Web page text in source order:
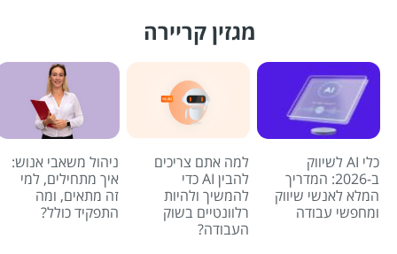
מגזין קריירה
כלי AI לשיווק
ב-2026: המדריך
המלא לאנשי שיווק
ומחפשי עבודה
למה אתם צריכים
להבין AI כדי
להמשיך ולהיות
רלוונטיים בשוק
העבודה?
ניהול משאבי אנוש:
איך מתחילים, למי
זה מתאים, ומה
התפקיד כולל?